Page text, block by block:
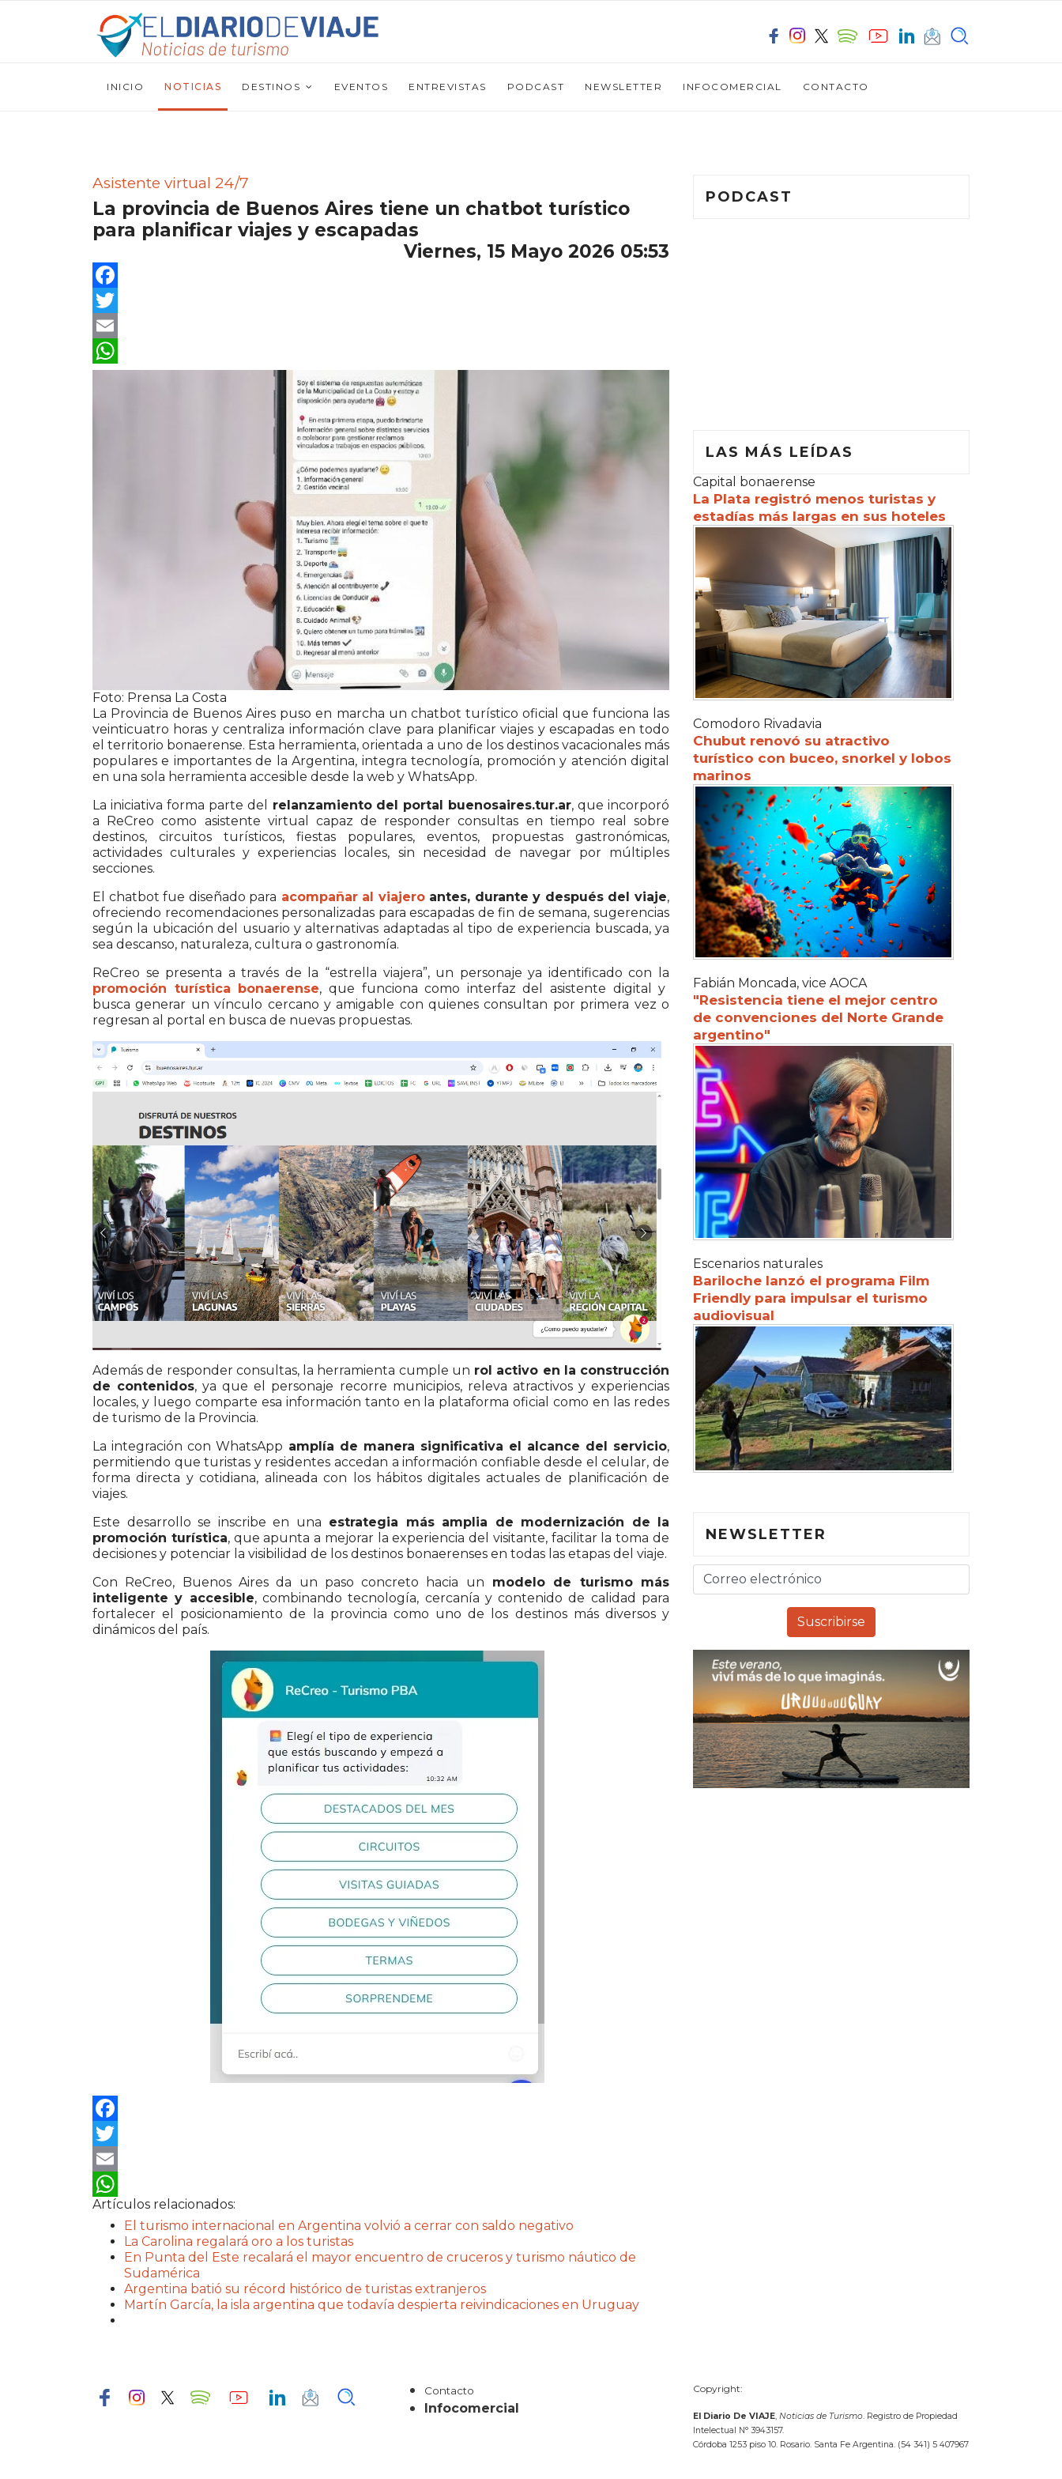
INICIO NOTICIAS DESTINOS EVENTOS ENTREVISTAS PODCAST NEWSLETTER INFOCOMERCIAL CONTACTO
Asistente virtual 24/7
La provincia de Buenos Aires tiene un chatbot turístico
para planificar viajes y escapadas
Viernes, 15 Mayo 2026 05:53
Facebook
Twitter
Email
WhatsApp
Foto: Prensa La Costa
La Provincia de Buenos Aires puso en marcha un chatbot turístico oficial que funciona las
veinticuatro horas y centraliza información clave para planificar viajes y escapadas en todo
el territorio bonaerense. Esta herramienta, orientada a uno de los destinos vacacionales más
populares e importantes de la Argentina, integra tecnología, promoción y atención digital
en una sola herramienta accesible desde la web y WhatsApp.
La iniciativa forma parte del
relanzamiento del portal buenosaires.tur.ar, que incorporó
a ReCreo como asistente virtual capaz de responder consultas en tiempo real sobre
destinos, circuitos turísticos, fiestas populares, eventos, propuestas gastronómicas,
actividades culturales y experiencias locales, sin necesidad de navegar por múltiples
secciones.
El chatbot fue diseñado para acompañar al viajeroantes, durante y después del viaje,
ofreciendo recomendaciones personalizadas para escapadas de fin de semana, sugerencias
según la ubicación del usuario y alternativas adaptadas al tipo de experiencia buscada, ya
sea descanso, naturaleza, cultura o gastronomía.
ReCreo se presenta a través de la “estrella viajera”, un personaje ya identificado con la
promoción turística bonaerense, que funciona como interfaz del asistente digital y
busca generar un vínculo cercano y amigable con quienes consultan por primera vez o
regresan al portal en busca de nuevas propuestas.
Además de responder consultas, la herramienta cumple un rol activo en la construcción
de contenidos, ya que el personaje recorre municipios, releva atractivos y experiencias
locales, y luego comparte esa información tanto en la plataforma oficial como en las redes
de turismo de la Provincia.
La integración con WhatsApp amplía de manera significativa el alcance del servicio,
permitiendo que turistas y residentes accedan a información confiable desde el celular, de
forma directa y cotidiana, alineada con los hábitos digitales actuales de planificación de
viajes.
Este desarrollo se inscribe en una estrategia más amplia de modernización de la
promoción turística, que apunta a mejorar la experiencia del visitante, facilitar la toma de
decisiones y potenciar la visibilidad de los destinos bonaerenses en todas las etapas del viaje.
Con ReCreo, Buenos Aires da un paso concreto hacia un modelo de turismo más
inteligente y accesible, combinando tecnología, cercanía y contenido de calidad para
fortalecer el posicionamiento de la provincia como uno de los destinos más diversos y
dinámicos del país.
Facebook
Twitter
Email
WhatsApp
Artículos relacionados:
El turismo internacional en Argentina volvió a cerrar con saldo negativo
La Carolina regalará oro a los turistas
En Punta del Este recalará el mayor encuentro de cruceros y turismo náutico de
Sudamérica
Argentina batió su récord histórico de turistas extranjeros
Martín García, la isla argentina que todavía despierta reivindicaciones en Uruguay
PODCAST
LAS MÁS LEÍDAS
Capital bonaerense
La Plata registró menos turistas y
estadías más largas en sus hoteles
Comodoro Rivadavia
Chubut renovó su atractivo
turístico con buceo, snorkel y lobos
marinos
Fabián Moncada, vice AOCA
"Resistencia tiene el mejor centro
de convenciones del Norte Grande
argentino"
Escenarios naturales
Bariloche lanzó el programa Film
Friendly para impulsar el turismo
audiovisual
NEWSLETTER
Contacto
Infocomercial
Copyright:
El Diario De VIAJE, Noticias de Turismo. Registro de Propiedad
Intelectual N° 3943157.
Córdoba 1253 piso 10. Rosario. Santa Fe Argentina. (54 341) 5 407967